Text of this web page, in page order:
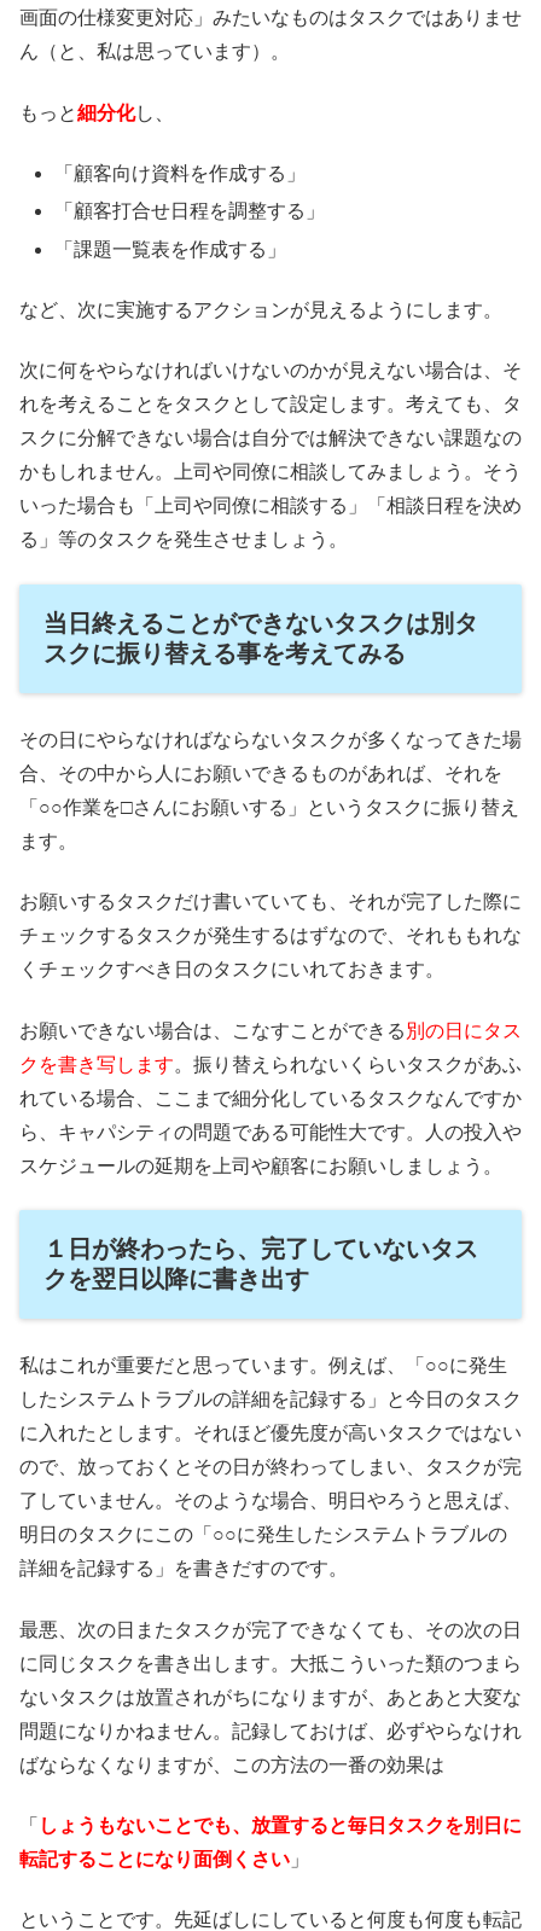
画面の仕様変更対応」みたいなものはタスクではありませ
ん（と、私は思っています）。
もっと細分化し、
「顧客向け資料を作成する」
「顧客打合せ日程を調整する」
「課題一覧表を作成する」
など、次に実施するアクションが見えるようにします。
次に何をやらなければいけないのかが見えない場合は、そ
れを考えることをタスクとして設定します。考えても、タ
スクに分解できない場合は自分では解決できない課題なの
かもしれません。上司や同僚に相談してみましょう。そう
いった場合も「上司や同僚に相談する」「相談日程を決め
る」等のタスクを発生させましょう。
当日終えることができないタスクは別タ
スクに振り替える事を考えてみる
その日にやらなければならないタスクが多くなってきた場
合、その中から人にお願いできるものがあれば、それを
「○○作業を□さんにお願いする」というタスクに振り替え
ます。
お願いするタスクだけ書いていても、それが完了した際に
チェックするタスクが発生するはずなので、それももれな
くチェックすべき日のタスクにいれておきます。
お願いできない場合は、こなすことができる 別の日にタス
クを書き写します。振り替えられないくらいタスクがあふ
れている場合、ここまで細分化しているタスクなんですか
ら、キャパシティの問題である可能性大です。人の投入や
スケジュールの延期を上司や顧客にお願いしましょう。
１日が終わったら、完了していないタス
クを翌日以降に書き出す
私はこれが重要だと思っています。例えば、「○○に発生
したシステムトラブルの詳細を記録する」と今日のタスク
に入れたとします。それほど優先度が高いタスクではない
ので、放っておくとその日が終わってしまい、タスクが完
了していません。そのような場合、明日やろうと思えば、
明日のタスクにこの「○○に発生したシステムトラブルの
詳細を記録する」を書きだすのです。
最悪、次の日またタスクが完了できなくても、その次の日
に同じタスクを書き出します。大抵こういった類のつまら
ないタスクは放置されがちになりますが、あとあと大変な
問題になりかねません。記録しておけば、必ずやらなけれ
ばならなくなりますが、この方法の一番の効果は
「 しょうもないことでも、放置すると毎日タスクを別日に
転記することになり面倒くさい 」
ということです。先延ばしにしていると何度も何度も転記